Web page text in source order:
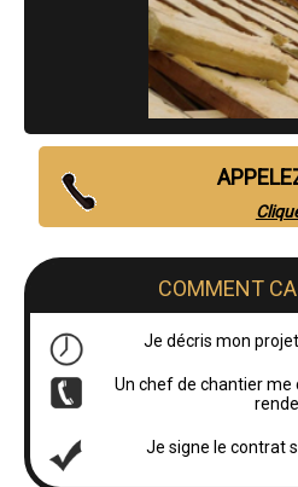
COMMENT
Je décris mon
Un chef de chantier me
Je signe le contrat